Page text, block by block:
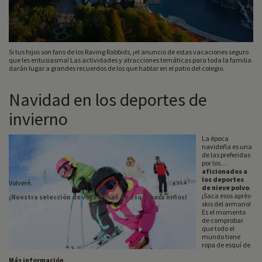
Si tus hijos son fans de los Raving Rabbids, ¡el anuncio de estas vacaciones seguro
que les entusiasma! Las actividades y atracciones temáticas para toda la familia
darán lugar a grandes recuerdos de los que hablar en el patio del colegio.
Navidad en los deportes de
invierno
La época
navideña es una
de las preferidas
por los
aficionados a
los deportes
de nieve polvo.
¡Saca esos après-
skis del armario!
Es el momento
de comprobar
que todo el
mundo tiene
ropa de esquí de
Volveré.
¡Nuestra selección de vacaciones de esquí para niños!
*****
Más información